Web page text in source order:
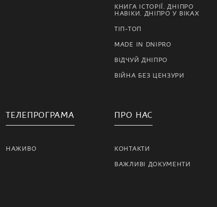
КНИГА ІСТОРІЇ. ДНІПРО
НАВІКИ. ДНІПРО У ВІКАХ
ТІП-ТОП
MADE IN DNIPRO
ВІДЧУЙ ДНІПРО
ВІЙНА БЕЗ ЦЕНЗУРИ
ТЕЛЕПРОГРАМА
НАЖИВО
ПРО НАС
КОНТАКТИ
ВАЖЛИВІ ДОКУМЕНТИ